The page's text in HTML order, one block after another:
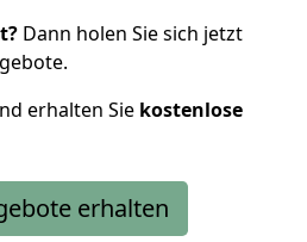
Dann holen Sie sich jetzt
erhalten Sie kostenlose
erhalten